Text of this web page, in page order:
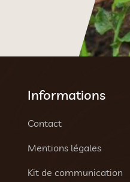
Informations
Contact
Mentions légales
Kit de communication